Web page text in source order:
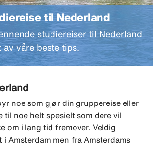
til Nederland
studiereiser til Nederland​
våre beste tips.
noe som gjør din gruppereise eller
til noe helt spesielt som dere vil
om i lang tid fremover. Veldig
i Amsterdam men fra Amsterdams